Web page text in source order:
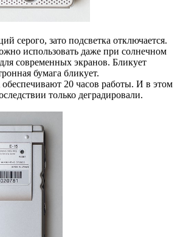
серого, зато подсветка отключается.
использовать даже при солнечном
современных экранов. Бликует
бумага бликует.
20 часов работы. И в этом
только деградировали.